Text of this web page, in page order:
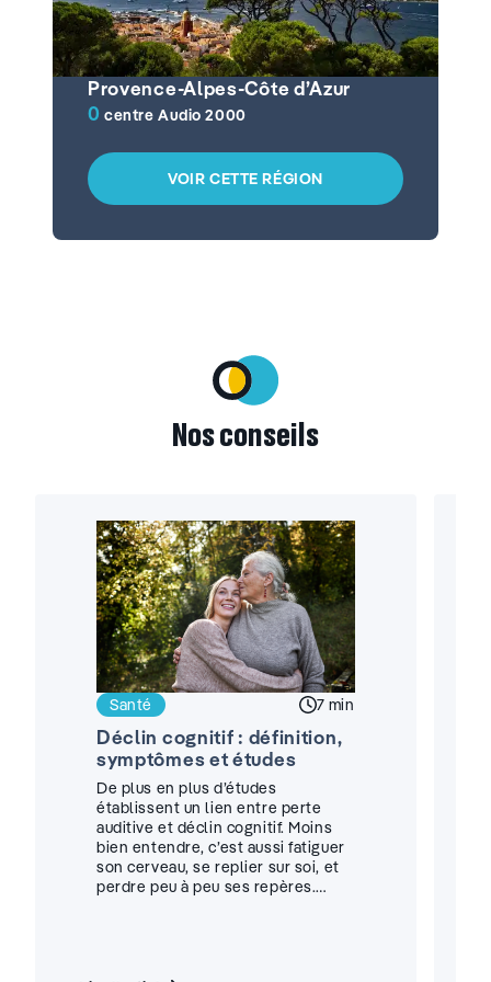
Provence-Alpes-Côte d’Azur
0 centre Audio 2000
VOIR CETTE RÉGION
Nos conseils
Santé Temps de lecture :
7 min
Déclin cognitif : définition,
symptômes et études
De plus en plus d’études
établissent un lien entre perte
auditive et déclin cognitif. Moins
bien entendre, c’est aussi fatiguer
son cerveau, se replier sur soi, et
perdre peu à peu ses repères.…